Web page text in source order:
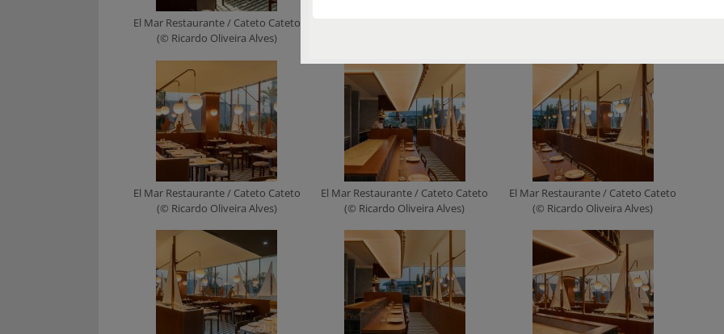
El Mar Restaurante / Cateto Cateto
(© Ricardo Oliveira Alves)
El Mar Restaurante / Cateto Cateto
(© Ricardo Oliveira Alves)
El Mar Restaurante / Cateto Cateto
(© Ricardo Oliveira Alves)
El Mar Restaurante / Cateto Cateto
(© Ricardo Oliveira Alves)